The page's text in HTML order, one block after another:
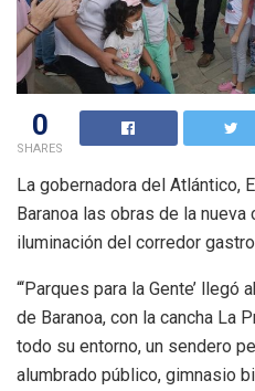
0
SHARES
La gobernadora del Atlántico,
Baranoa las obras de la nueva
iluminación del corredor
“‘Parques para la Gente’
de Baranoa, con la cancha La
todo su entorno, un sendero
alumbrado público, gimnasio